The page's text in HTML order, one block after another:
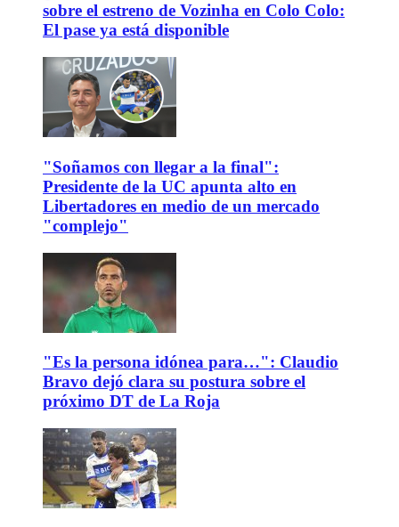
sobre el estreno de Vozinha en Colo Colo:
El pase ya está disponible
"Soñamos con llegar a la final":
Presidente de la UC apunta alto en
Libertadores en medio de un mercado
"complejo"
"Es la persona idónea para…": Claudio
Bravo dejó clara su postura sobre el
próximo DT de La Roja